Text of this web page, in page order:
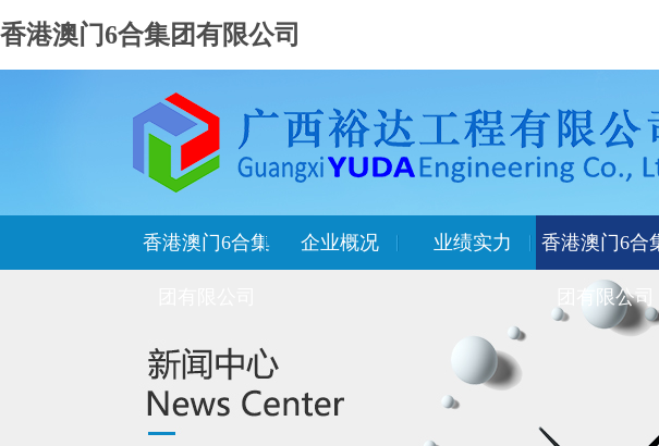
香港澳门6合集团有限公司
香港澳门6合集 企业概况 业绩实力 香港澳门6合
团有限公司